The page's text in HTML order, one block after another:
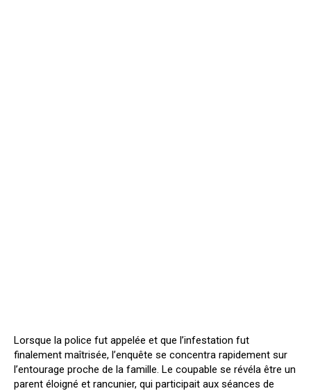
Lorsque la police fut appelée et que l’infestation fut
finalement maîtrisée, l’enquête se concentra rapidement sur
l’entourage proche de la famille. Le coupable se révéla être un
parent éloigné et rancunier, qui participait aux séances de